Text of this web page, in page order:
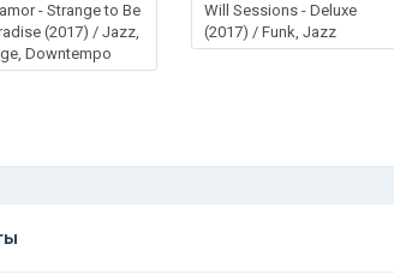
- Strange to Be
(2017) / Jazz,
Downtempo
Will Sessions - Deluxe
(2017) / Funk, Jazz